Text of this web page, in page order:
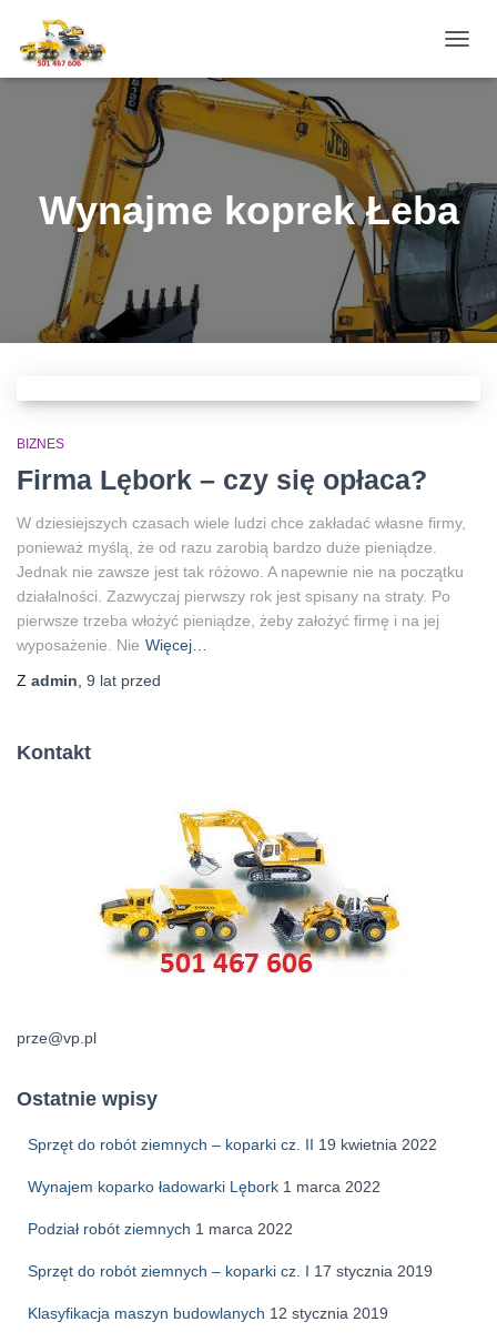
Wynajme koprek Łeba
BIZNES
Firma Lębork – czy się opłaca?
W dziesiejszych czasach wiele ludzi chce zakładać własne firmy,
ponieważ myślą, że od razu zarobią bardzo duże pieniądze.
Jednak nie zawsze jest tak różowo. A napewnie nie na początku
działalności. Zazwyczaj pierwszy rok jest spisany na straty. Po
pierwsze trzeba włożyć pieniądze, żeby założyć firmę i na jej
wyposażenie. Nie Więcej…
Z admin 9 lat przed
Kontakt
prze@vp.pl
Ostatnie wpisy
Sprzęt do robót ziemnych – koparki cz. II 19 kwietnia 2022
Wynajem koparko ładowarki Lębork 1 marca 2022
Podział robót ziemnych 1 marca 2022
Sprzęt do robót ziemnych – koparki cz. I 17 stycznia 2019
Klasyfikacja maszyn budowlanych 12 stycznia 2019